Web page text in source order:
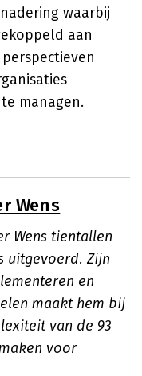
waarbij
aan
managen.
Wens
Wens tientallen
uitgevoerd. Zijn
en
maakt hem bij
van de 93
voor